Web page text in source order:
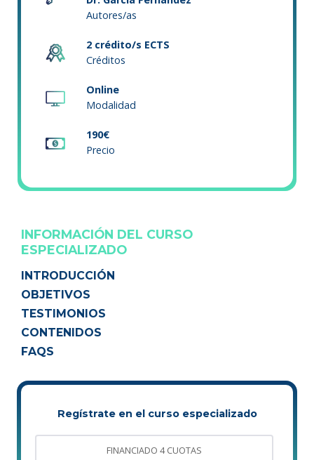
Autores/as
2 crédito/s ECTS
Créditos
Online
Modalidad
190€
Precio
INFORMACIÓN DEL CURSO
ESPECIALIZADO
INTRODUCCIÓN
OBJETIVOS
TESTIMONIOS
CONTENIDOS
FAQS
Regístrate en el curso especializado
FINANCIADO 4 CUOTAS